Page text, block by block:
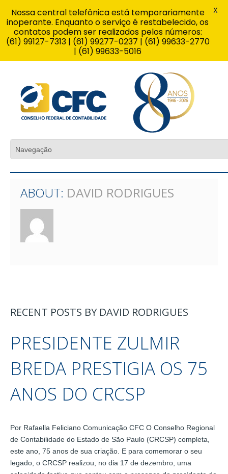
ABOUT: DAVID RODRIGUES
RECENT POSTS BY DAVID RODRIGUES
PRESIDENTE ZULMIR
BREDA PRESTIGIA OS 75
ANOS DO CRCSP
Por Rafaella Feliciano Comunicação CFC O Conselho Regional
de Contabilidade do Estado de São Paulo (CRCSP) completa,
este ano, 75 anos de sua criação. E para comemorar o seu
legado, o CRCSP realizou, no dia 17 de dezembro, uma
Nossa central telefônica está temporariamente
inoperante. Enquanto o serviço é restabelecido, os
contatos podem ser realizados pelos números:
(61) 99127-7313 | (61) 99277-0237 | (61) 99633-2770
| (61) 99633-5016
X